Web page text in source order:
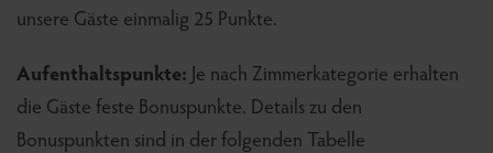
unsere Gäste einmalig 25 Punkte.
Aufenthaltspunkte: Je nach Zimmerkategorie erhalten
die Gäste feste Bonuspunkte. Details zu den
Bonuspunkten sind in der folgenden Tabelle